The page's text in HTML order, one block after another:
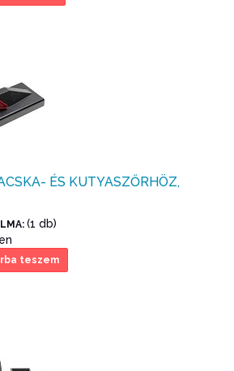
ÉS KUTYASZŐRHÖZ,
(1 db)
teszem